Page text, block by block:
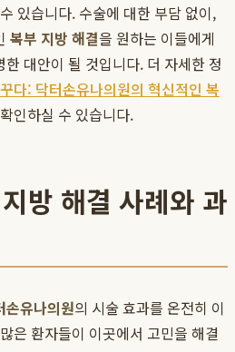
있습니다. 수술에 대한 부담 없이,
복부 지방 해결을 원하는 이들에게
한 대안이 될 것입니다. 더 자세한 정
다: 닥터손유나의원의 혁신적인 복
인하실 수 있습니다.
방 해결 사례와 과
손유나의원의 시술 효과를 온전히 이
은 환자들이 이곳에서 고민을 해결